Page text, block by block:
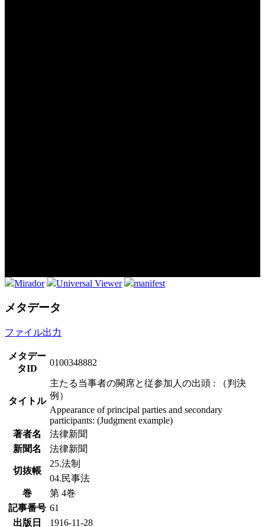
Mirador Universal Viewer manifest
メタデータ
ファイル出力
メタデー
タID
0100348882
タイトル
主たる当事者の闕席と従参加人の出頭 : （判決
例）
Appearance of principal parties and secondary
participants: (Judgment example)
著者名
法律新聞
新聞名
法律新聞
切抜帳
25.法制
04.民事法
巻
第 4巻
記事番号 61
出版日
1916-11-28